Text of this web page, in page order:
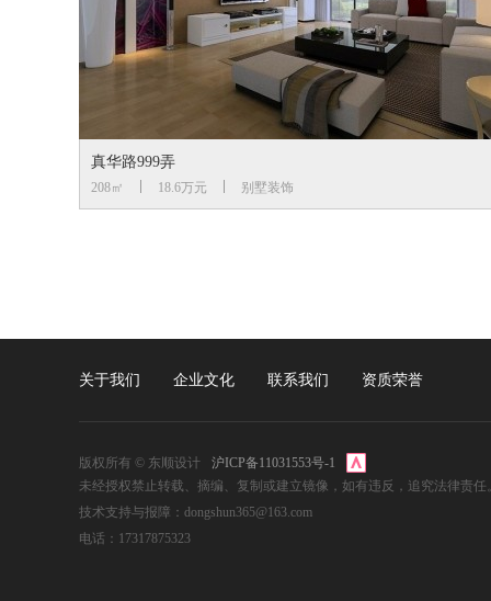
真华路999弄
208㎡ 18.6万元 别墅装饰
关于我们 企业文化 联系我们 资质荣誉
版权所有 © 东顺设计
沪ICP备11031553号-1
未经授权禁止转载、摘编、复制或建立镜像，如有违反，追究法律责任。
技术支持与报障：dongshun365@163.com
电话：17317875323